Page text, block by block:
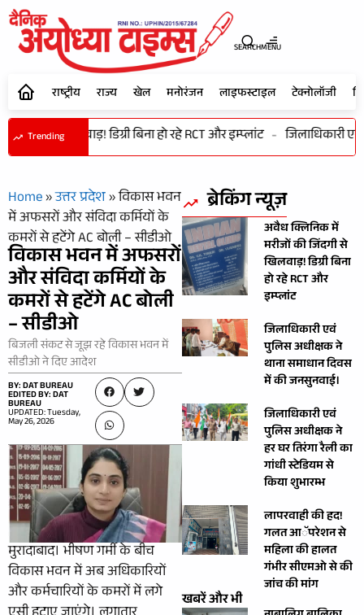
SEARCHMENU
राष्ट्रीय राज्य खेल मनोरंजन लाइफस्टाइल टेक्नोलॉजी
Trending
से खिलवाड़! डिग्री बिना हो रहे RCT और इम्प्लांट - जिलाधिकारी
Home»उत्तर प्रदेश»विकास भवन
में अफसरों और संविदा कर्मियों के
कमरों से हटेंगे AC बोली – सीडीओ
विकास भवन में अफसरों
और संविदा कर्मियों के
कमरों से हटेंगे AC बोली
– सीडीओ
बिजली संकट से जूझ रहे विकास भवन में
सीडीओ ने दिए आदेश
BY: DAT BUREAU
EDITED BY: DAT
BUREAU
UPDATED: Tuesday,
May 26, 2026
मुरादाबाद। भीषण गर्मी के बीच
विकास भवन में अब अधिकारियों
और कर्मचारियों के कमरों में लगे
ब्रेकिंग न्यूज़
अवैध क्लिनिक में
मरीजों की जिंदगी से
खिलवाड़! डिग्री बिना
हो रहे RCT और
इम्प्लांट
जिलाधिकारी एवं
पुलिस अधीक्षक ने
थाना समाधान दिवस
में की जनसुनवाई।
जिलाधिकारी एवं
पुलिस अधीक्षक ने
हर घर तिरंगा रैली का
गांधी स्टेडियम से
किया शुभारम्भ
लापरवाही की हद!
गलत आॅपरेशन से
महिला की हालत
गंभीर सीएमओ से की
जांच की मांग
खबरें और भी